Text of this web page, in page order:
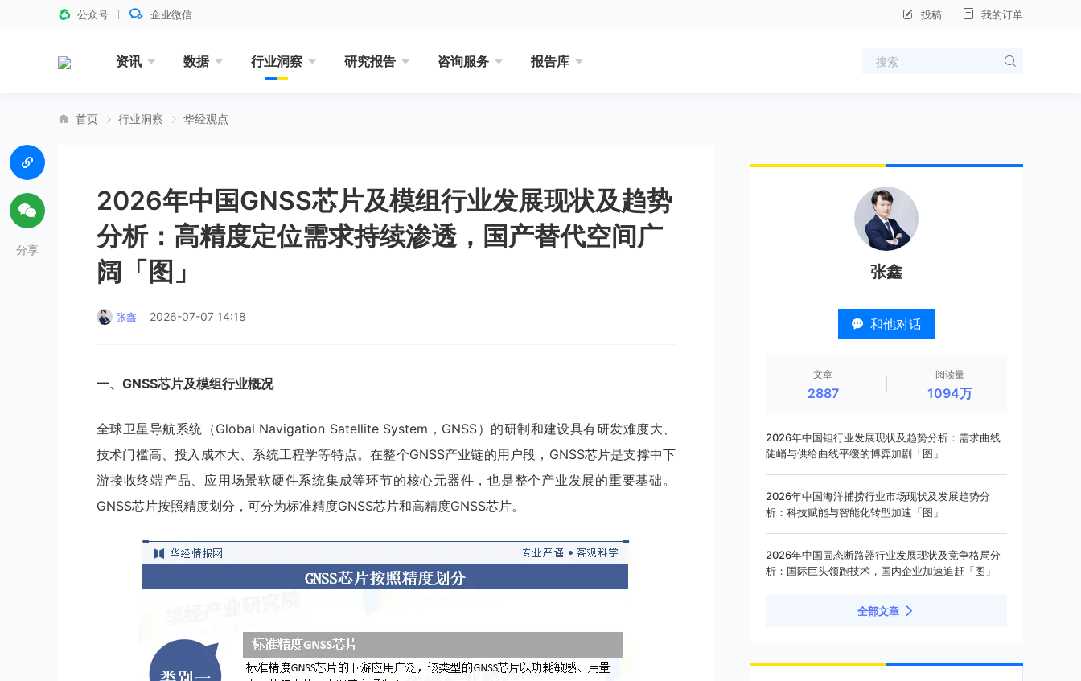
公众号 企业微信 投稿 我的订单
资讯 数据 行业洞察 研究报告 咨询服务 报告库
首页 行业洞察 华经观点
2026年中国GNSS芯片及模组行业发展现状及趋势
分析：高精度定位需求持续渗透，国产替代空间广
阔「图」
张鑫 2026-07-07 14:18
一、 GNSS芯片及模组行业概况
全球卫星导航系统（Global Navigation Satellite System，GNSS）的研制和建设具有研发难度大、
技术门槛高、投入成本大、系统工程学等特点。在整个GNSS产业链的用户段，GNSS芯片是支撑中下
游接收终端产品、应用场景软硬件系统集成等环节的核心元器件，也是整个产业发展的重要基础。
GNSS芯片按照精度划分，可分为标准精度GNSS芯片和高精度GNSS芯片。
分享
张鑫
和他对话
文章
2887
阅读量
1094万
2026年中国钽行业发展现状及趋势分析：需求曲线
陡峭与供给曲线平缓的博弈加剧「图」
2026年中国海洋捕捞行业市场现状及发展趋势分
析：科技赋能与智能化转型加速「图」
2026年中国固态断路器行业发展现状及竞争格局分
析：国际巨头领跑技术，国内企业加速追赶「图」
全部文章